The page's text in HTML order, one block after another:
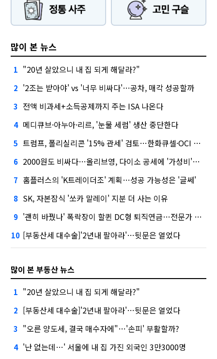
많이 본 뉴스
1 "20년 살았으니 내 집 되게 해달라?"
2 '2조는 받아야' vs '너무 비싸다'…공차, 매각 성공할까
3 전액 비과세+소득공제까지 주는 ISA 나온다
4 메디큐브·아누아·리르, '눈물 세럼' 생산 중단한다
5 트럼프, 폴리실리콘 '15% 관세' 검토…한화큐셀·OCI 영향은?
6 2000원도 비싸다…올리브영, 다이소 공세에 '가성비'로 맞불
7 홈플러스의 'K트레이더조' 계획…성공 가능성은 '글쎄'
8 SK, 자본잠식 '쏘카 말레이' 지분 더 사는 이유
9 '괜히 바꿨나' 폭락장이 할퀸 DC형 퇴직연금…전문가 조언은
10 [부동산세 대수술]'2년내 팔아라'…뒷문은 열었다
많이 본 부동산 뉴스
1 "20년 살았으니 내 집 되게 해달라?"
2 [부동산세 대수술]'2년내 팔아라'…뒷문은 열었다
3 "오른 양도세, 결국 매수자에"…'손피' 부활할까?
4 '난 없는데…' 서울에 내 집 가진 외국인 3만3000명